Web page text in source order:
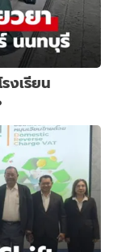
งเรียน